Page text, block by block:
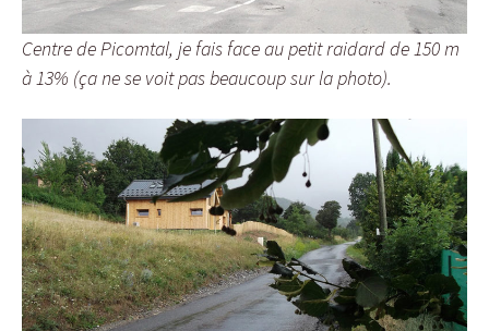
Centre de Picomtal, je fais face au petit raidard de 150 m
à 13% (ça ne se voit pas beaucoup sur la photo).